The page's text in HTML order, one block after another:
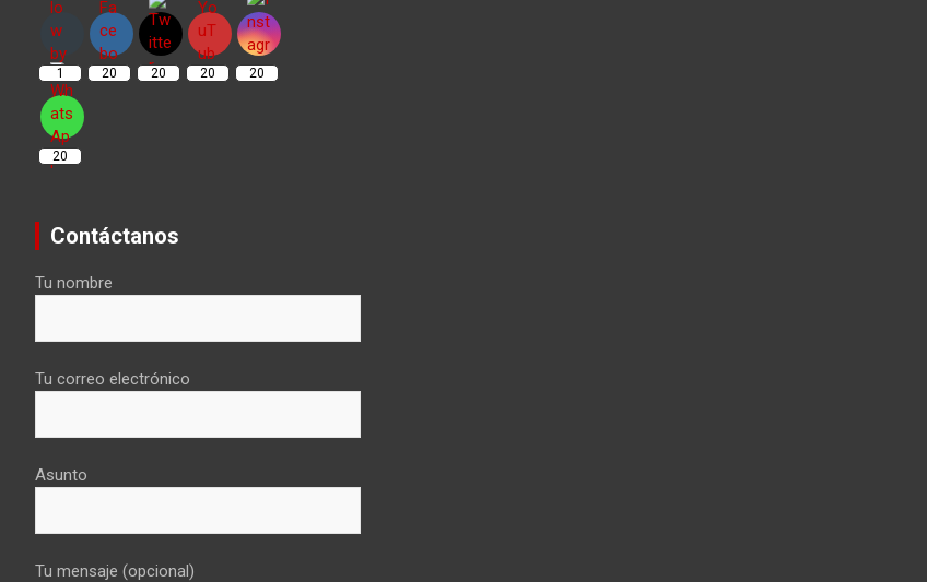
1 20 20 20 20
20
Contáctanos
Tu nombre
Tu correo electrónico
Asunto
Tu mensaje (opcional)